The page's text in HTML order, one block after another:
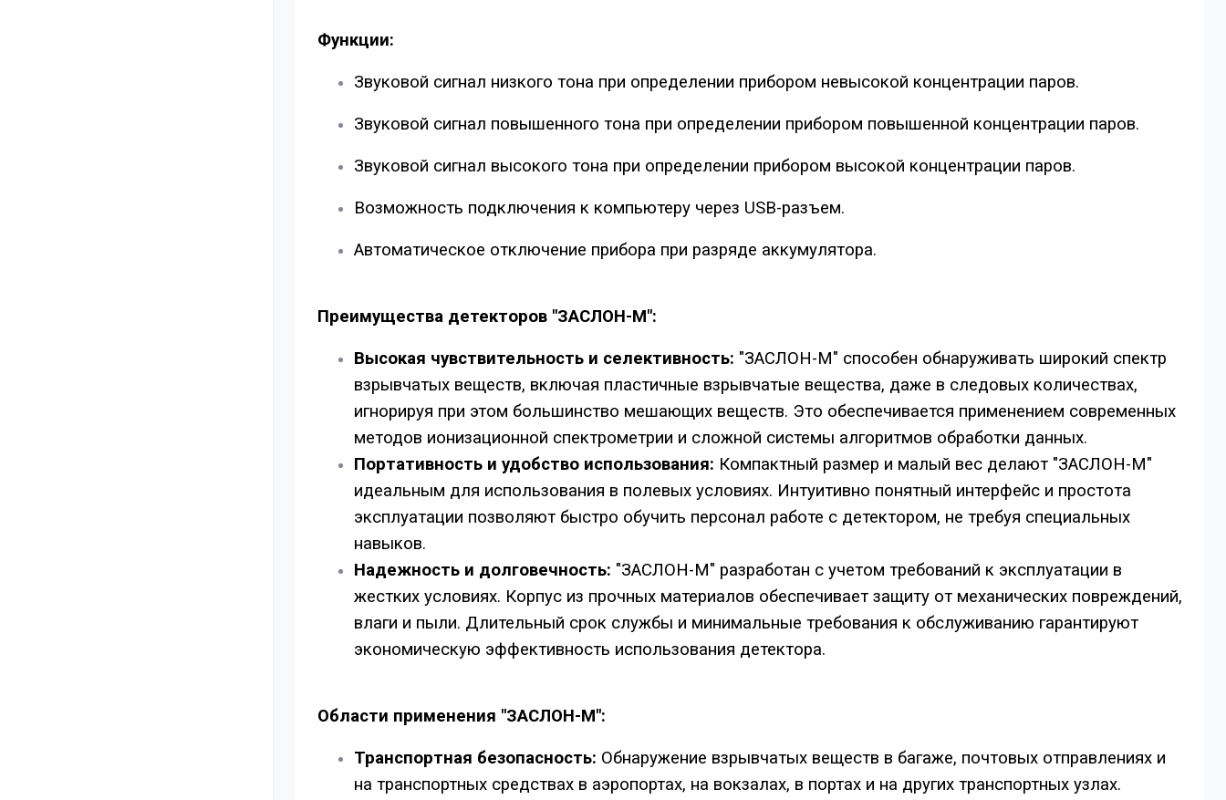
Функции:
Звуковой сигнал низкого тона при определении прибором невысокой концентрации паров.
Звуковой сигнал повышенного тона при определении прибором повышенной концентрации паров.
Звуковой сигнал высокого тона при определении прибором высокой концентрации паров.
Возможность подключения к компьютеру через USB-разъем.
Автоматическое отключение прибора при разряде аккумулятора.
Преимущества детекторов "ЗАСЛОН-М":
Высокая чувствительность и селективность: "ЗАСЛОН-М" способен обнаруживать широкий спектр
взрывчатых веществ, включая пластичные взрывчатые вещества, даже в следовых количествах,
игнорируя при этом большинство мешающих веществ. Это обеспечивается применением современных
методов ионизационной спектрометрии и сложной системы алгоритмов обработки данных.
Портативность и удобство использования: Компактный размер и малый вес делают "ЗАСЛОН-М"
идеальным для использования в полевых условиях. Интуитивно понятный интерфейс и простота
эксплуатации позволяют быстро обучить персонал работе с детектором, не требуя специальных
навыков.
Надежность и долговечность: "ЗАСЛОН-М" разработан с учетом требований к эксплуатации в
жестких условиях. Корпус из прочных материалов обеспечивает защиту от механических повреждений,
влаги и пыли. Длительный срок службы и минимальные требования к обслуживанию гарантируют
экономическую эффективность использования детектора.
Области применения "ЗАСЛОН-М":
Транспортная безопасность: Обнаружение взрывчатых веществ в багаже, почтовых отправлениях и
на транспортных средствах в аэропортах, на вокзалах, в портах и на других транспортных узлах.